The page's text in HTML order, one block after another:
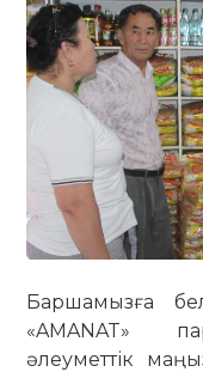
Баршамызға
«AMANAT»
әлеуметтік